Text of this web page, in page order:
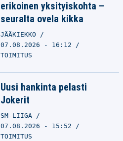
erikoinen yksityiskohta –
seuralta ovela kikka
JÄÄKIEKKO
07.08.2026 - 16:12
TOIMITUS
Uusi hankinta pelasti
Jokerit
SM-LIIGA
07.08.2026 - 15:52
TOIMITUS